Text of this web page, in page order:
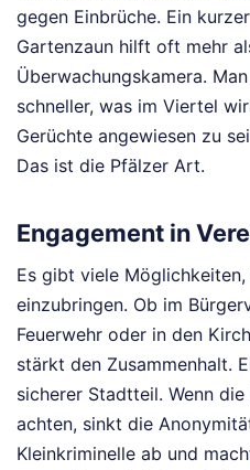
gegen Einbrüche. Ein
Gartenzaun hilft oft mehr
Überwachungskamera.
schneller, was im Viertel
Gerüchte angewiesen zu
Das ist die Pfälzer Art.
Engagement in
Es gibt viele
einzubringen. Ob im
Feuerwehr oder in den
stärkt den Zusammenhalt.
sicherer Stadtteil. Wenn
achten, sinkt die
Kleinkriminelle ab und